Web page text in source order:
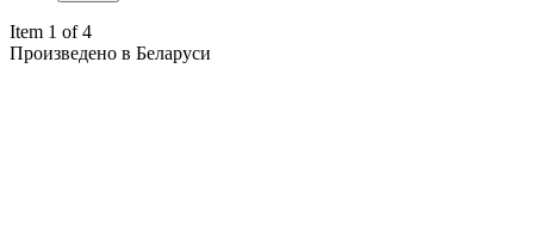
Item 1 of 4
Произведено в Беларуси